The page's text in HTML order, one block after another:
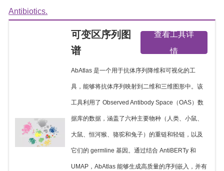
Antibiotics.
可变区序列图
谱
查看工具详
情
AbAtlas 是一个用于抗体序列降维和可视化的工
具，能够将抗体序列映射到二维和三维图形中。该
工具利用了 Observed Antibody Space（OAS）数
据库的数据，涵盖了六种主要物种（人类、小鼠、
大鼠、恒河猴、骆驼和兔子）的重链和轻链，以及
它们的 germline 基因。通过结合 AntiBERTy 和
UMAP，AbAtlas 能够生成高质量的序列嵌入，并有